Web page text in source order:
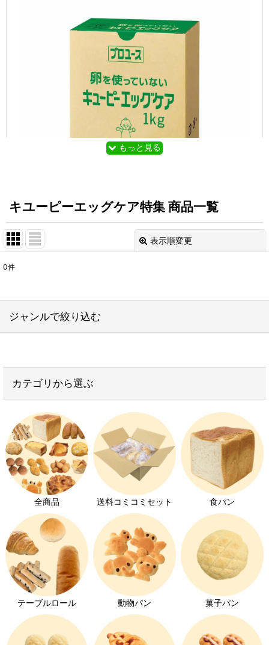
卵を使った食品の代表格のマヨネーズ。
っていますね。
ています。
ーエッグケアがダントツにおいしかったのです。
🥚 マヨネーズのアレルゲン
もっと見る
キユーピーエッグケア特集 商品一覧
表示順変更
在庫あり
絞り込む
0件
ジャンルで絞り込む
子供が喜ぶお菓子
学校給食用パン
おかずパン
無添加パン
ヴィーガンパン
離乳食におすすめのパン
お家でパン屋さん
大豆アレルギー対応
オーダーパン
メロンパン特集
カテゴリから選ぶ
全商品 送料コミコミセット 食パン
テーブルロール 動物パン 菓子パン